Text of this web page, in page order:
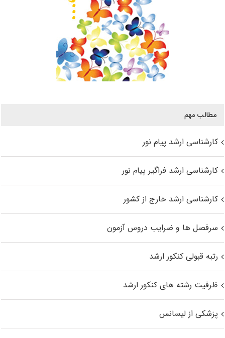
مطالب مهم
کارشناسی ارشد پیام نور
کارشناسی ارشد فراگیر پیام نور
کارشناسی ارشد خارج از کشور
سرفصل ها و ضرایب دروس آزمون
رتبه قبولی کنکور ارشد
ظرفیت رشته های کنکور ارشد
پزشکی از لیسانس